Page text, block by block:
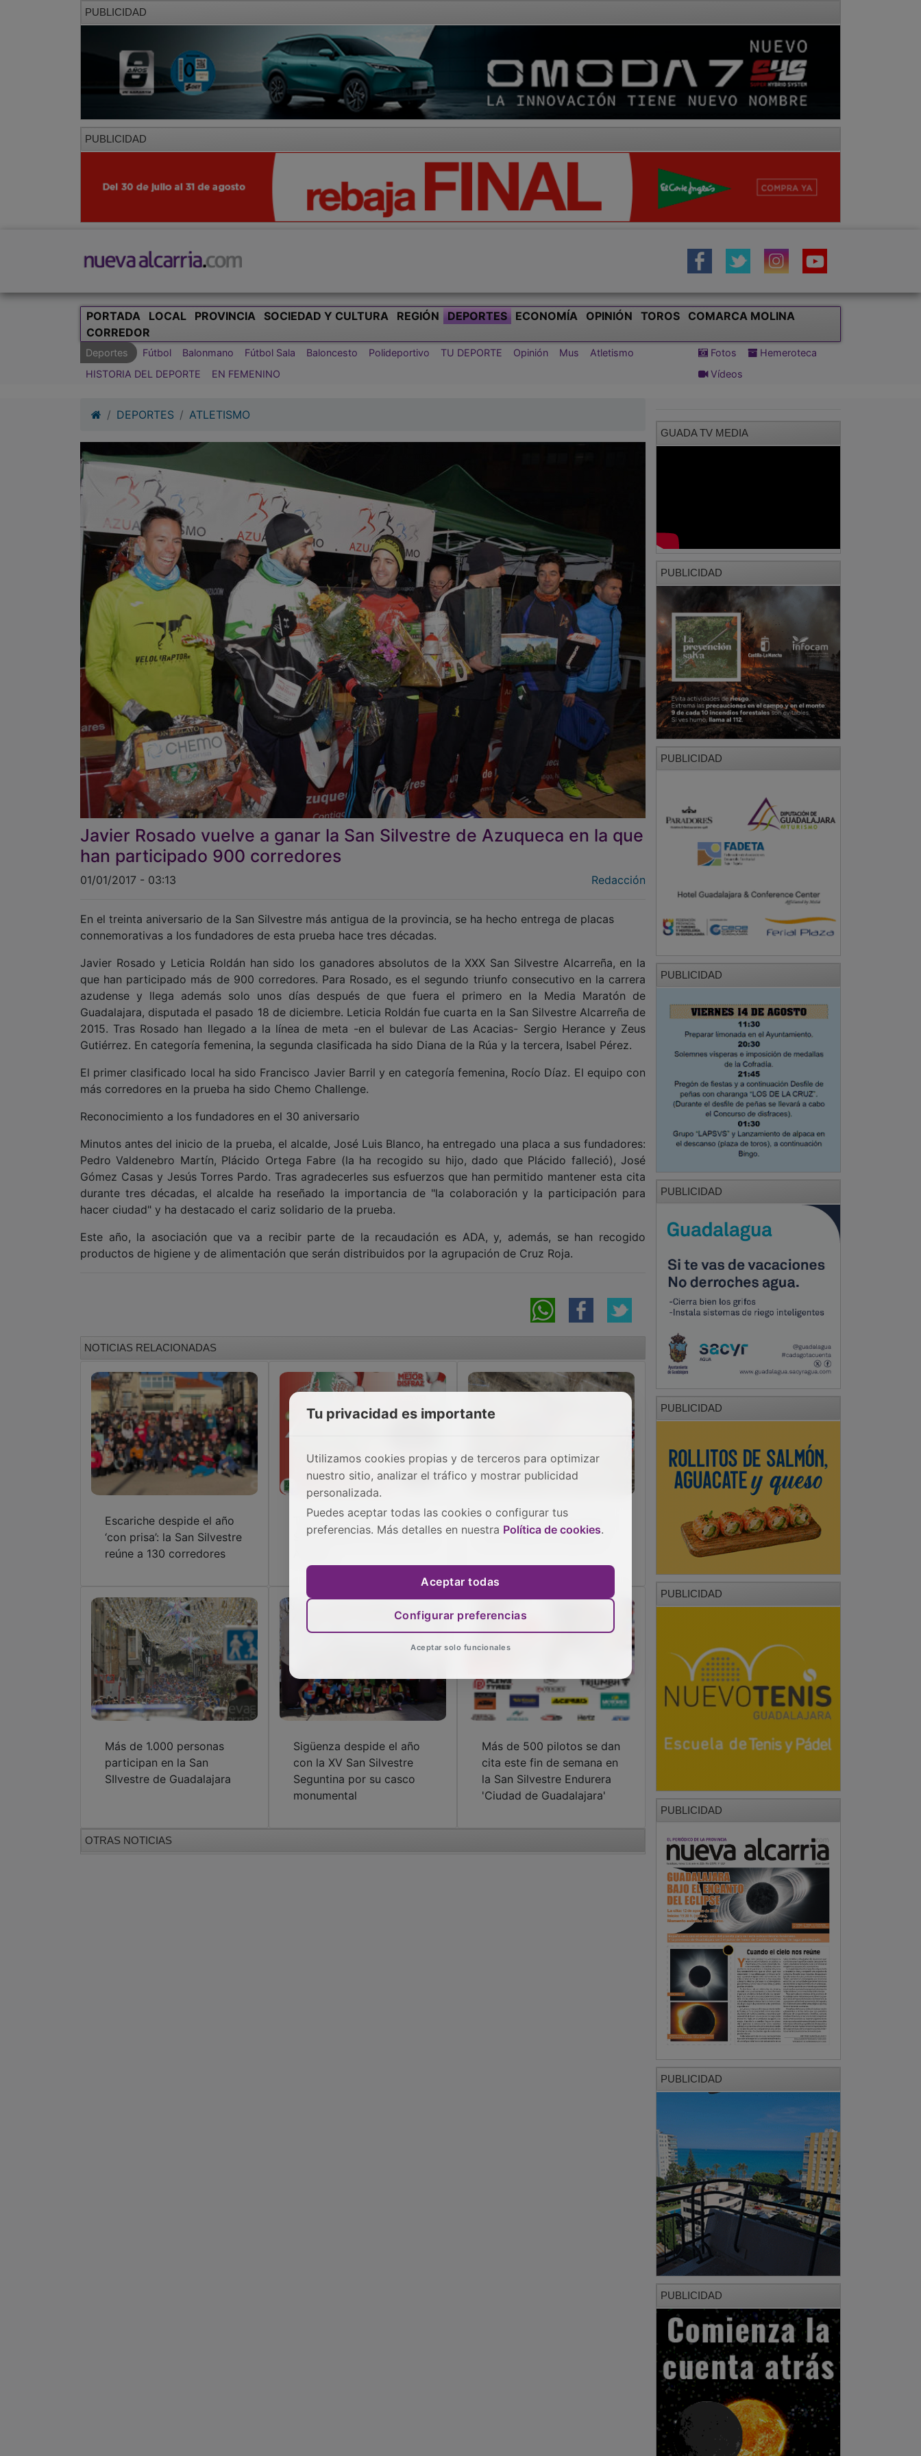
PUBLICIDAD
PUBLICIDAD
PORTADA LOCAL PROVINCIA SOCIEDAD Y CULTURA REGIÓN DEPORTES ECONOMÍA OPINIÓN TOROS
COMARCA MOLINA
CORREDOR
Deportes Fútbol Balonmano Fútbol Sala Baloncesto Polideportivo TU DEPORTE Opinión Mus
Atletismo
HISTORIA DEL DEPORTE
EN FEMENINO
Fotos
Hemeroteca
Vídeos
DEPORTES ATLETISMO
Javier Rosado vuelve a ganar la San Silvestre de Azuqueca en la que
han participado 900 corredores
01/01/2017 - 03:13 Redacción
En el treinta aniversario de la San Silvestre más antigua de la provincia, se ha hecho entrega de placas
connemorativas a los fundadores de esta prueba hace tres décadas.
Javier Rosado y Leticia Roldán han sido los ganadores absolutos de la XXX San Silvestre Alcarreña, en la
que han participado más de 900 corredores. Para Rosado, es el segundo triunfo consecutivo en la carrera
azudense y llega además solo unos días después de que fuera el primero en la Media Maratón de
Guadalajara, disputada el pasado 18 de diciembre. Leticia Roldán fue cuarta en la San Silvestre Alcarreña de
2015. Tras Rosado han llegado a la línea de meta -en el bulevar de Las Acacias- Sergio Herance y Zeus
Gutiérrez. En categoría femenina, la segunda clasificada ha sido Diana de la Rúa y la tercera, Isabel Pérez.
El primer clasificado local ha sido Francisco Javier Barril y en categoría femenina, Rocío Díaz. El equipo con
más corredores en la prueba ha sido Chemo Challenge.
Reconocimiento a los fundadores en el 30 aniversario
Minutos antes del inicio de la prueba, el alcalde, José Luis Blanco, ha entregado una placa a sus fundadores:
Pedro Valdenebro Martín, Plácido Ortega Fabre (la ha recogido su hijo, dado que Plácido falleció), José
Gómez Casas y Jesús Torres Pardo. Tras agradecerles sus esfuerzos que han permitido mantener esta cita
durante tres décadas, el alcalde ha reseñado la importancia de "la colaboración y la participación para
hacer ciudad" y ha destacado el cariz solidario de la prueba.
Este año, la asociación que va a recibir parte de la recaudación es ADA, y, además, se han recogido
productos de higiene y de alimentación que serán distribuidos por la agrupación de Cruz Roja.
NOTICIAS RELACIONADAS
Escariche despide el año
‘con prisa’: la San Silvestre
reúne a 130 corredores
Todo preparado para la
San Silvestre en Molina de
Guadalajara vibra con la
San Silvestre Endurera
Más de 1.000 personas
participan en la San
SIlvestre de Guadalajara
Sigüenza despide el año
con la XV San Silvestre
Seguntina por su casco
monumental
Más de 500 pilotos se dan
cita este fin de semana en
la San Silvestre Endurera
'Ciudad de Guadalajara'
OTRAS NOTICIAS
GUADA TV MEDIA
PUBLICIDAD
PUBLICIDAD
PUBLICIDAD
PUBLICIDAD
PUBLICIDAD
PUBLICIDAD
PUBLICIDAD
PUBLICIDAD
PUBLICIDAD
Tu privacidad es importante
Utilizamos cookies propias y de terceros para optimizar
nuestro sitio, analizar el tráfico y mostrar publicidad
personalizada.
Puedes aceptar todas las cookies o configurar tus
preferencias. Más detalles en nuestra Política de cookies.
Aceptar todas
Configurar preferencias
Aceptar solo funcionales